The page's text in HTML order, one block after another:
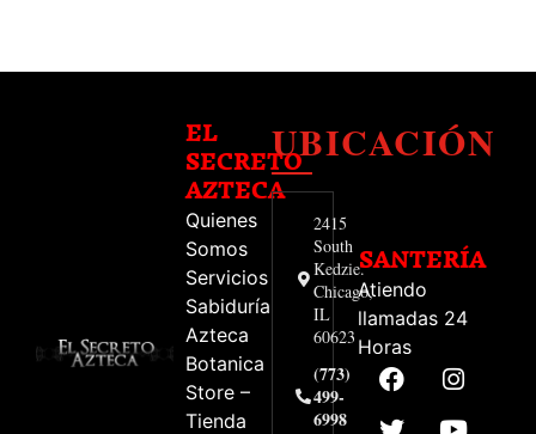
EL
SECRETO
AZTECA
Quienes
Somos
Servicios
Sabiduría
Azteca
Botanica
Store –
Tienda
UBICACIÓN
2415
South
Kedzie.
Chicago,
IL
60623
(773)
499-
6998
SANTERÍA
Atiendo
llamadas 24
Horas